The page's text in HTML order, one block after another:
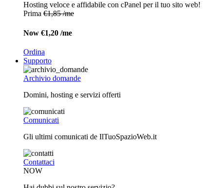
Hosting veloce e affidabile con cPanel per il tuo sito web!
Prima €1,85 /me
Now €1,20 /me
Ordina
Supporto
Archivio domande
Domini, hosting e servizi offerti
Comunicati
Gli ultimi comunicati de IlTuoSpazioWeb.it
Contattaci
NOW